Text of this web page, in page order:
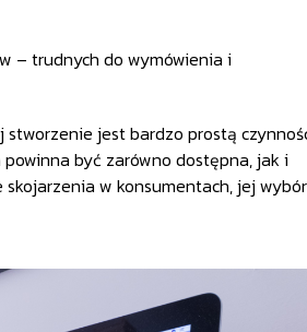
– trudnych do wymówienia i
stworzenie jest bardzo prostą
być zarówno dostępna, jak i
skojarzenia w konsumentach, jej wybór